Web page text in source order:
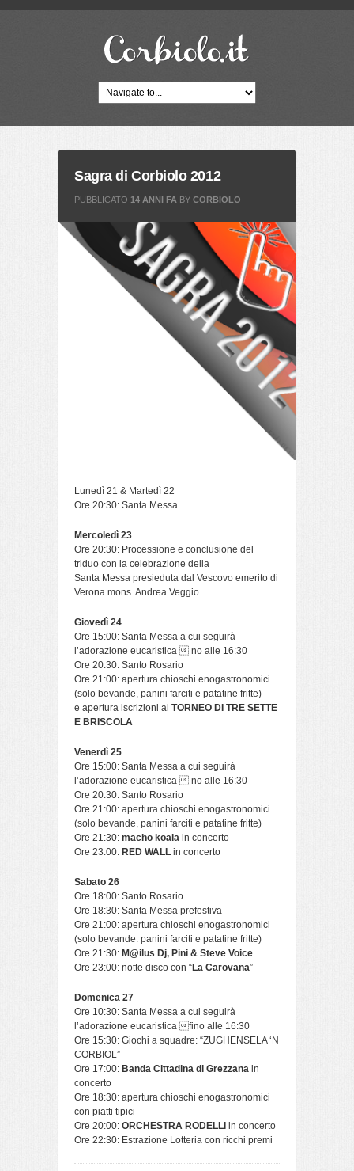
Sagra di Corbiolo 2012
PUBBLICATO 14 ANNI FA BY CORBIOLO
Lunedì 21 & Martedì 22
Ore 20:30: Santa Messa
Mercoledì 23
Ore 20:30: Processione e conclusione del
triduo con la celebrazione della
Santa Messa presieduta dal Vescovo emerito di
Verona mons. Andrea Veggio.
Giovedì 24
Ore 15:00: Santa Messa a cui seguirà
l’adorazione eucaristica  no alle 16:30
Ore 20:30: Santo Rosario
Ore 21:00: apertura chioschi enogastronomici
(solo bevande, panini farciti e patatine fritte)
e apertura iscrizioni al TORNEO DI TRE SETTE
E BRISCOLA
Venerdì 25
Ore 15:00: Santa Messa a cui seguirà
l’adorazione eucaristica  no alle 16:30
Ore 20:30: Santo Rosario
Ore 21:00: apertura chioschi enogastronomici
(solo bevande, panini farciti e patatine fritte)
Ore 21:30: macho koala in concerto
Ore 23:00: RED WALL in concerto
Sabato 26
Ore 18:00: Santo Rosario
Ore 18:30: Santa Messa prefestiva
Ore 21:00: apertura chioschi enogastronomici
(solo bevande: panini farciti e patatine fritte)
Ore 21:30: M@ilus Dj, Pini & Steve Voice
Ore 23:00: notte disco con “La Carovana”
Domenica 27
Ore 10:30: Santa Messa a cui seguirà
l’adorazione eucaristica fino alle 16:30
Ore 15:30: Giochi a squadre: “ZUGHENSELA ‘N
CORBIOL”
Ore 17:00: Banda Cittadina di Grezzana in
concerto
Ore 18:30: apertura chioschi enogastronomici
con piatti tipici
Ore 20:00: ORCHESTRA RODELLI in concerto
Ore 22:30: Estrazione Lotteria con ricchi premi